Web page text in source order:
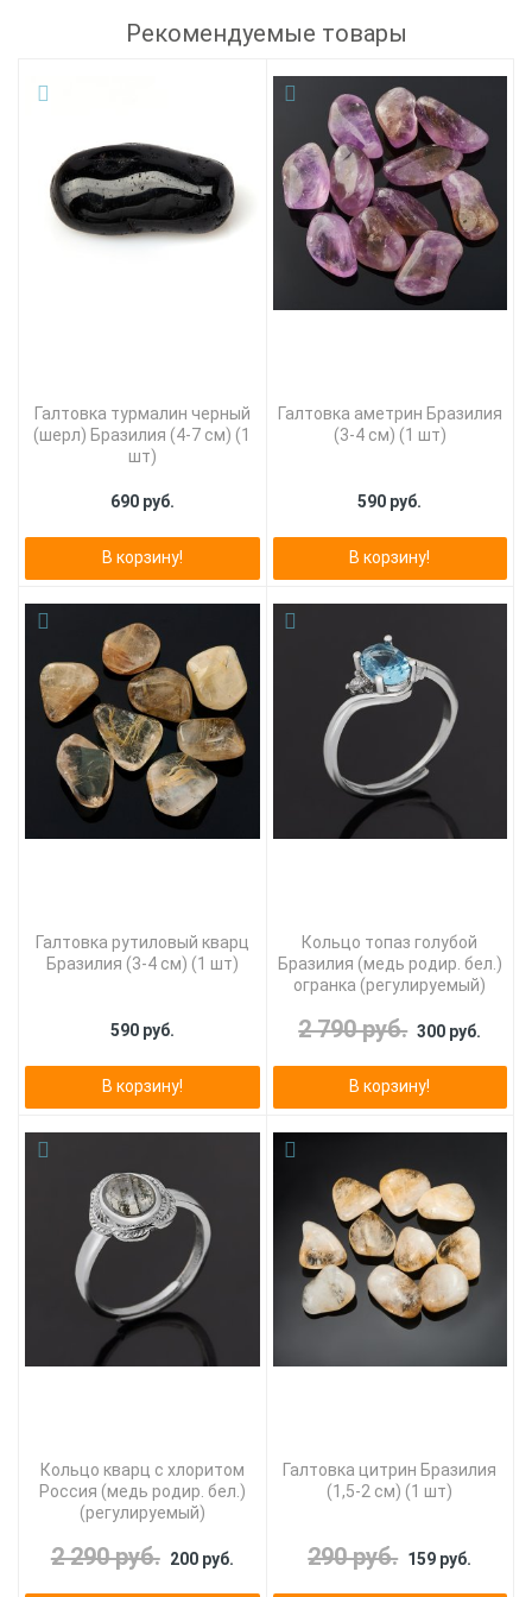
Рекомендуемые товары
Галтовка турмалин черный
(шерл) Бразилия (4-7 см) (1
шт)
690 руб.
В корзину!
Галтовка аметрин Бразилия
(3-4 см) (1 шт)
590 руб.
В корзину!
Галтовка рутиловый кварц
Бразилия (3-4 см) (1 шт)
590 руб.
В корзину!
Кольцо топаз голубой
Бразилия (медь родир. бел.)
огранка (регулируемый)
2 790 руб. 300 руб.
В корзину!
Кольцо кварц с хлоритом
Россия (медь родир. бел.)
(регулируемый)
2 290 руб. 200 руб.
Галтовка цитрин Бразилия
(1,5-2 см) (1 шт)
290 руб. 159 руб.